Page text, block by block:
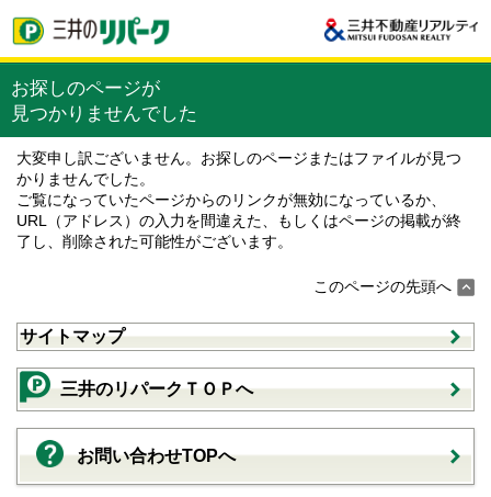
お探しのページが
見つかりませんでした
大変申し訳ございません。お探しのページまたはファイルが見つ
かりませんでした。
ご覧になっていたページからのリンクが無効になっているか、
URL（アドレス）の入力を間違えた、もしくはページの掲載が終
了し、削除された可能性がございます。
このページの先頭へ
サイトマップ
三井のリパークＴＯＰへ
お問い合わせTOPへ